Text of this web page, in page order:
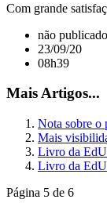
Com grande
não publicado
23/09/20
08h39
Mais Artigos...
Nota sobre o
Mais
Livro da
Livro da
Página 5 de 6